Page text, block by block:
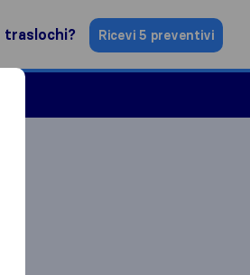
traslochi? Ricevi 5 preventivi